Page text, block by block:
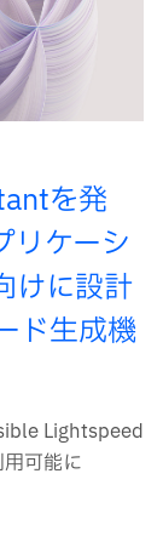
を発
リケーシ
けに設計
ド生成機
Lightspeed
可能に